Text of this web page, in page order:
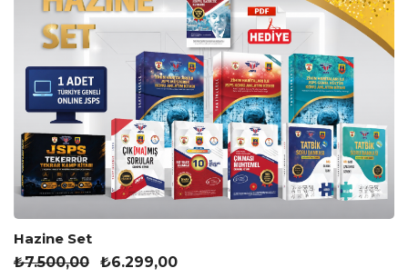
Hazine Set
₺7.500,00 ₺6.299,00